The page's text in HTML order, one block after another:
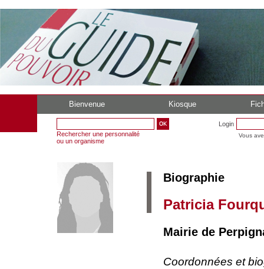
Bienvenue Kiosque
Rechercher une personnalité
ou un organisme
Login
Vous
Biographie
Patricia
Mairie de
Coordonnées et